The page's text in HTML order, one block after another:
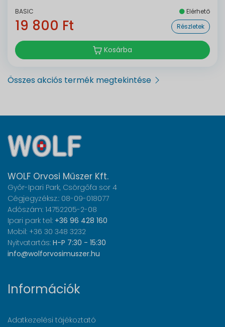
BASIC Elérhető
19 800 Ft Részletek
Kosárba
Összes akciós termék megtekintése
WOLF Orvosi Műszer Kft.
Győr-Ipari Park, Csörgőfa sor 4
Cégjegyzéksz.: 08-09-018077
Adószám: 14752205-2-08
Ipari park tel: +36 96 428 160
Mobil: +36 30 348 3232
Nyitvatartás: H-P 7:30 - 15:30
info@wolforvosimuszer.hu
Információk
Adatkezelési tájékoztató